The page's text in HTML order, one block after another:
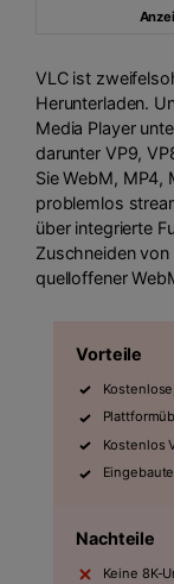
VLC ist
Herunterladen.
Media Player
darunter VP9,
Sie WebM, MP4,
problemlos
über integrierte
Zuschneiden
quelloffener
Vorteile
Kostenlos
Nachteile
Keine 8K-